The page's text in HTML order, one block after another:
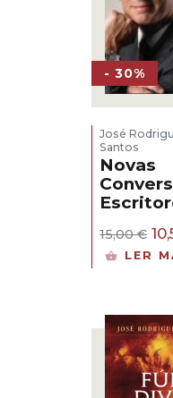
- 30%
José
Santos
Novas
15,00€ O
LER